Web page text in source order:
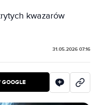
kwazarów
31.05.2026 07:16